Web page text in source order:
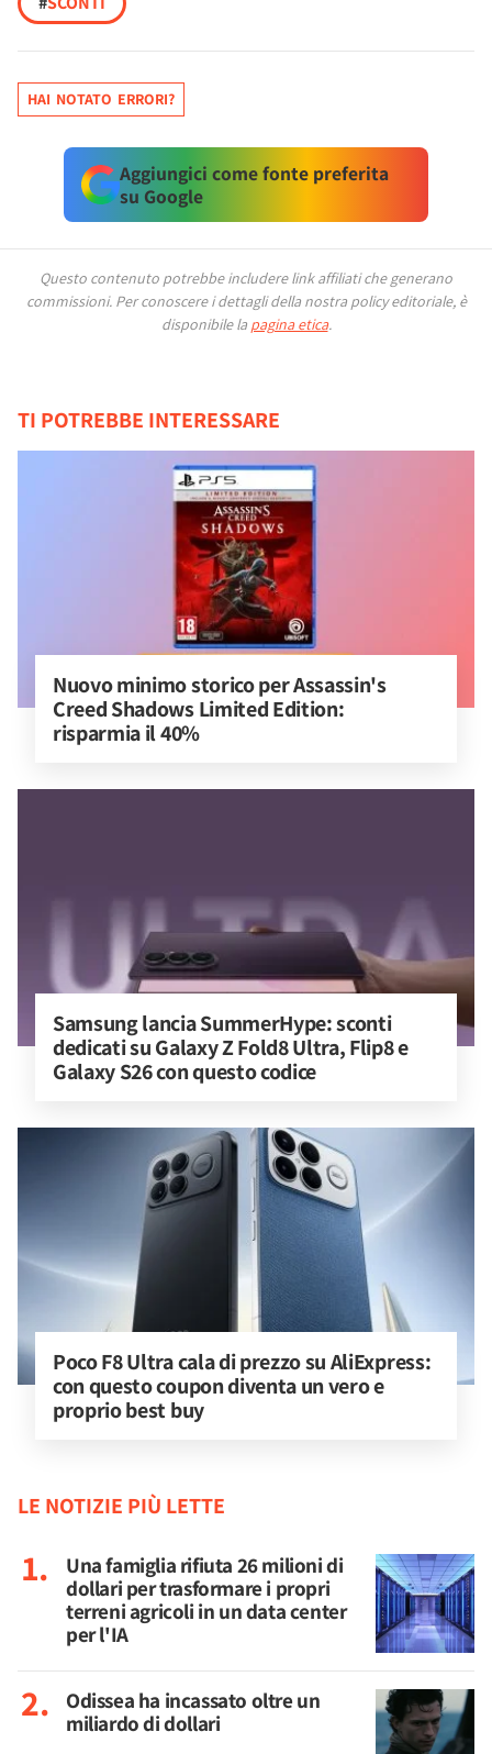
HAI NOTATO ERRORI?
Aggiungici come fonte preferita
su Google
Questo contenuto potrebbe includere link affiliati che generano
commissioni. Per conoscere i dettagli della nostra policy editoriale, è
disponibile la pagina etica.
TI POTREBBE INTERESSARE
Nuovo minimo storico per Assassin's
Creed Shadows Limited Edition:
risparmia il 40%
Samsung lancia SummerHype: sconti
dedicati su Galaxy Z Fold8 Ultra, Flip8 e
Galaxy S26 con questo codice
Poco F8 Ultra cala di prezzo su AliExpress:
con questo coupon diventa un vero e
proprio best buy
LE NOTIZIE PIÙ LETTE
Una famiglia rifiuta 26 milioni di
dollari per trasformare i propri
terreni agricoli in un data center
per l'IA
Odissea ha incassato oltre un
miliardo di dollari